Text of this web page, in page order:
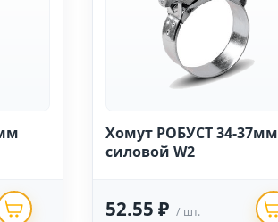
Хомут РОБУСТ 34-37мм
силовой W2
52.55 ₽ / шт.